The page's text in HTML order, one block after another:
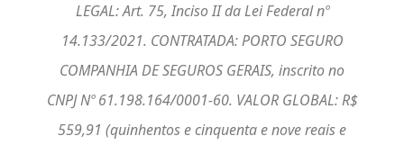
LEGAL: Art. 75, Inciso II da Lei Federal nº
14.133/2021. CONTRATADA: PORTO SEGURO
COMPANHIA DE SEGUROS GERAIS, inscrito no
CNPJ Nº 61.198.164/0001-60. VALOR GLOBAL: R$
559,91 (quinhentos e cinquenta e nove reais e